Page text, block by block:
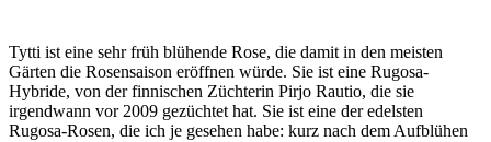
Tytti ist eine sehr früh blühende Rose, die damit in den meisten
Gärten die Rosensaison eröffnen würde. Sie ist eine Rugosa-
Hybride, von der finnischen Züchterin Pirjo Rautio, die sie
irgendwann vor 2009 gezüchtet hat. Sie ist eine der edelsten
Rugosa-Rosen, die ich je gesehen habe: kurz nach dem Aufblühen